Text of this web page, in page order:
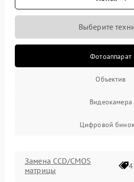
Выберите
Фотоаппарат
Объектив
Видеокамера
Цифровой
Замена CCD/CMOS
матрицы